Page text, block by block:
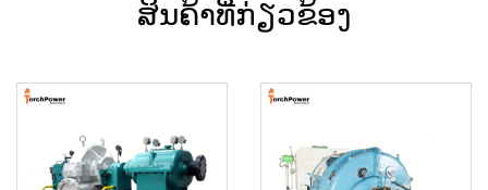
ສິນຄ້າທີ່ກ່ຽວຂ້ອງ